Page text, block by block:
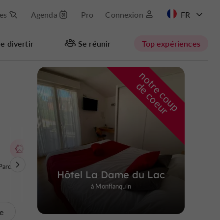
Agenda Pro Connexion
divertir Se réunir Top expériences
Masquer la carte
à thèmes Sites Naturels
n
o
t
r
e
c
o
u
p
d
e
c
o
e
u
r
Hôtel La Dame du Lac
à Monflanquin